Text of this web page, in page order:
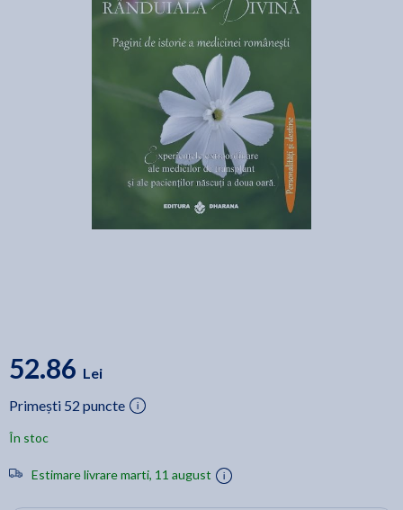
52.86 Lei
Primești 52 puncte
În stoc
Estimare livrare marti, 11 august